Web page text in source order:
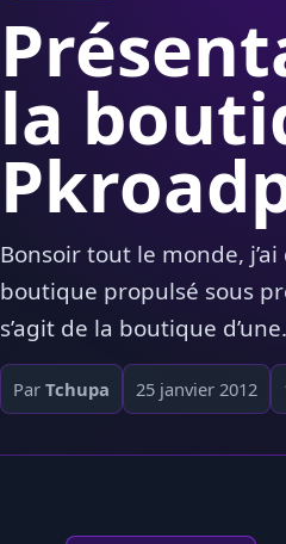
la
Bonsoir tout le monde,
boutique propulsé sous
s’agit de la boutique
Par Tchupa 25 janvier 2012